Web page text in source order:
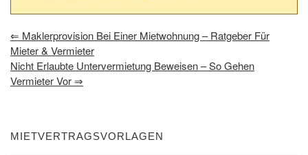
⇐ Maklerprovision Bei Einer Mietwohnung – Ratgeber Für
Mieter & Vermieter
Nicht Erlaubte Untervermietung Beweisen – So Gehen
Vermieter Vor⇒
MIETVERTRAGSVORLAGEN